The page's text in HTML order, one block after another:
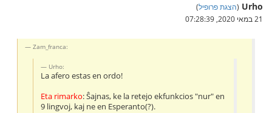
Urho
(הצגת פרופיל)
21 במאי 2020, 07:28:39
Zam_franca:
Urho:
La afero estas en ordo!
Eta rimarko: Ŝajnas, ke la retejo ekfunkcios "nur" en
9 lingvoj, kaj ne en Esperanto(?).